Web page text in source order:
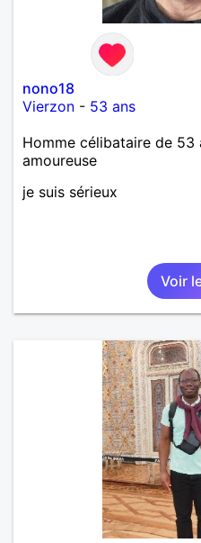
nono18
Vierzon - 53 ans
Homme célibataire de 53
amoureuse
je suis sérieux
Voir